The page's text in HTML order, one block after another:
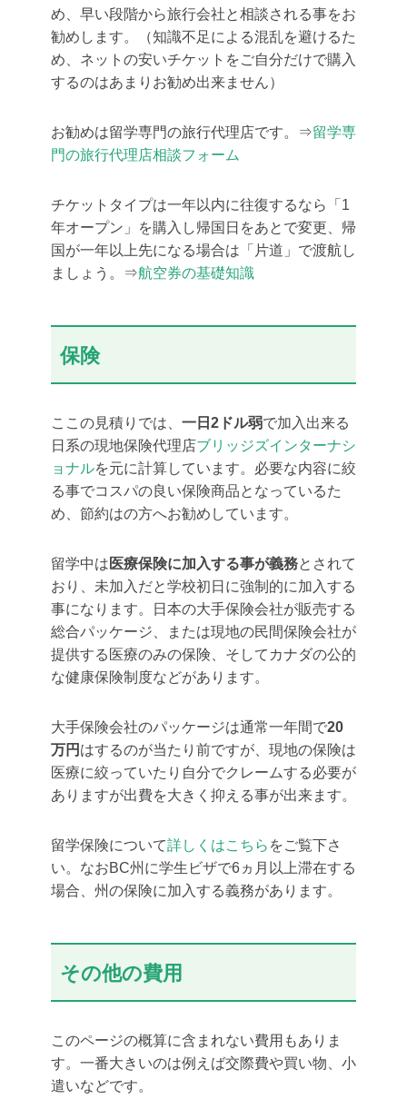
め、早い段階から旅行会社と相談される事をお
勧めします。（知識不足による混乱を避けるた
め、ネットの安いチケットをご自分だけで購入
するのはあまりお勧め出来ません）
お勧めは留学専門の旅行代理店です。⇒留学専
門の旅行代理店相談フォーム
チケットタイプは一年以内に往復するなら「1
年オープン」を購入し帰国日をあとで変更、帰
国が一年以上先になる場合は「片道」で渡航し
ましょう。⇒航空券の基礎知識
保険
ここの見積りでは、 一日2ドル弱で加入出来る
日系の現地保険代理店ブリッジズインターナシ
ョナルを元に計算しています。必要な内容に絞
る事でコスパの良い保険商品となっているた
め、節約はの方へお勧めしています。
留学中は 医療保険に加入する事が義務とされて
おり、未加入だと学校初日に強制的に加入する
事になります。日本の大手保険会社が販売する
総合パッケージ、または現地の民間保険会社が
提供する医療のみの保険、そしてカナダの公的
な健康保険制度などがあります。
大手保険会社のパッケージは通常一年間で20
万円 はするのが当たり前ですが、現地の保険は
医療に絞っていたり自分でクレームする必要が
ありますが出費を大きく抑える事が出来ます。
留学保険について詳しくはこちら をご覧下さ
い。なおBC州に学生ビザで6ヵ月以上滞在する
場合、州の保険に加入する義務があります。
その他の費用
このページの概算に含まれない費用もありま
す。一番大きいのは例えば交際費や買い物、小
遣いなどです。